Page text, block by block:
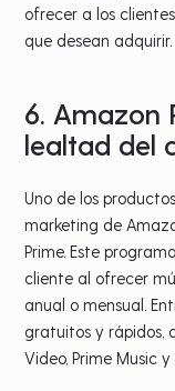
ofrecer a los
que desean adquirir.
6. Amazon
lealtad del
Uno de los
marketing de
Prime. Este
cliente al ofrecer
anual o mensual.
gratuitos y rápidos,
Video, Prime Music